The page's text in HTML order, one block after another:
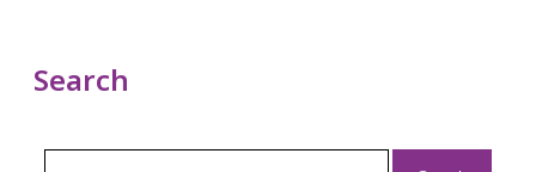
Search